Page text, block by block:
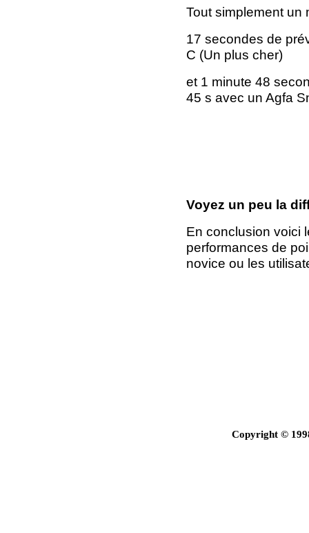
Tout simplement un
17 secondes de
C (Un plus cher)
et 1 minute 48
45 s avec un Agfa
Voyez un peu la
En conclusion voici
performances de
novice ou les
Copyright ©